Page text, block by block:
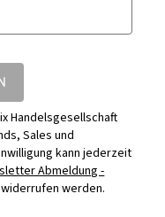
Handelsgesellschaft
Sales und
kann jederzeit
Abmeldung -
werden.